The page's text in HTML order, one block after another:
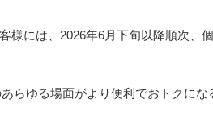
様には、2026年6月下旬以降順次、
らゆる場面がより便利でおトクにな